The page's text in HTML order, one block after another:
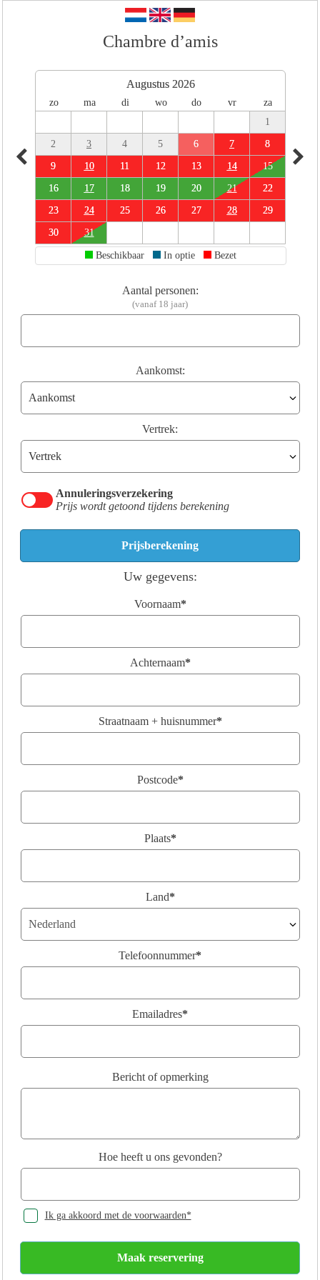
Chambre d’amis
Augustus 2026
zo ma di wo do vr
za
1
2 3 4 5 6 7 8
9 10 11 12 13 14 15
16 17 18 19 20 21 22
23 24 25 26 27 28 29
30 31
Beschikbaar In optie Bezet
Aantal personen:
(vanaf 18 jaar)
Aankomst:
Vertrek:
Annuleringsverzekering
Prijs wordt getoond tijdens berekening
Uw gegevens:
Voornaam*
Achternaam*
Straatnaam + huisnummer*
Postcode*
Plaats*
Land*
Telefoonnummer*
Emailadres*
Bericht of opmerking
Hoe heeft u ons gevonden?
Ik ga akkoord met de voorwaarden*